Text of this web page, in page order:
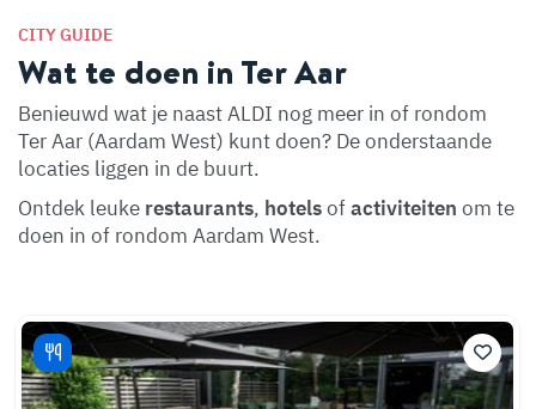
CITY GUIDE
Wat te doen in Ter Aar
Benieuwd wat je naast ALDI nog meer in of rondom
Ter Aar (Aardam West) kunt doen? De onderstaande
locaties liggen in de buurt.
Ontdek leuke restaurants, hotelsofactiviteiten om te
doen in of rondom Aardam West.